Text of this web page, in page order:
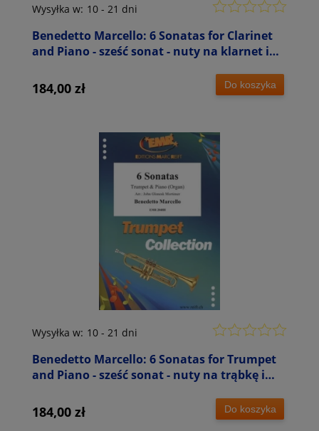
Benedetto Marcello: 6 Sonatas for Clarinet
and Piano - sześć sonat - nuty na klarnet i
Wysyłka w: 10 - 21 dni
184,00 zł Do koszyka
Benedetto Marcello: 6 Sonatas for Trumpet
and Piano - sześć sonat - nuty na trąbkę i
Wysyłka w: 10 - 21 dni
184,00 zł Do koszyka